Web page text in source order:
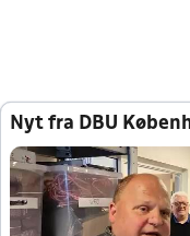
Nyt fra DBU